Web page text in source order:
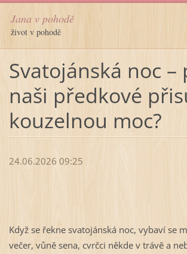
Jana v pohodě
život v pohodě
Svatojánská noc –
naši předkové
kouzelnou moc?
24.06.2026 09:25
Když se řekne svatojánská noc, vybaví se
večer, vůně sena, cvrčci někde v trávě a